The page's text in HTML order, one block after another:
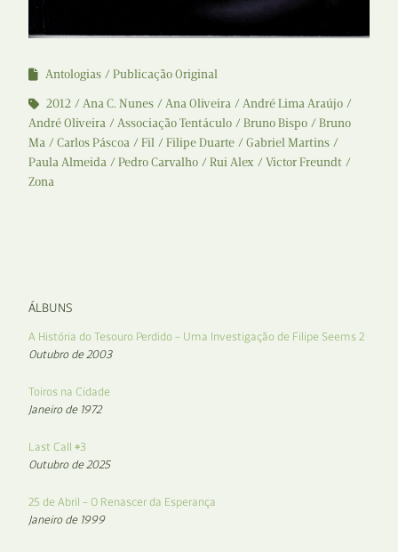
Antologias
Publicação Original
2012
Ana C. Nunes Ana Oliveira
André Lima Araújo
André Oliveira
Associação Tentáculo Bruno Bispo
Bruno
Ma
Carlos Páscoa Fil Filipe Duarte
Gabriel Martins
Paula Almeida
Pedro Carvalho Rui Alex
Victor Freundt
Zona
ÁLBUNS
A História do Tesouro Perdido – Uma Investigação de Filipe Seems 2
Outubro de 2003
Toiros na Cidade
Janeiro de 1972
Last Call #3
Outubro de 2025
25 de Abril – O Renascer da Esperança
Janeiro de 1999